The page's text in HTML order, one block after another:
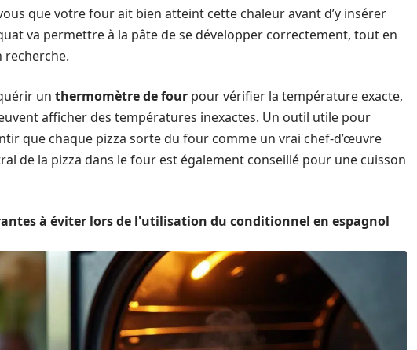
que votre four ait bien atteint cette chaleur avant d’y insérer
va permettre à la pâte de se développer correctement, tout en
recherche.
un thermomètre de four pour vérifier la température exacte,
afficher des températures inexactes. Un outil utile pour
que chaque pizza sorte du four comme un vrai chef-d’œuvre
de la pizza dans le four est également conseillé pour une cuisson
à éviter lors de l'utilisation du conditionnel en espagnol